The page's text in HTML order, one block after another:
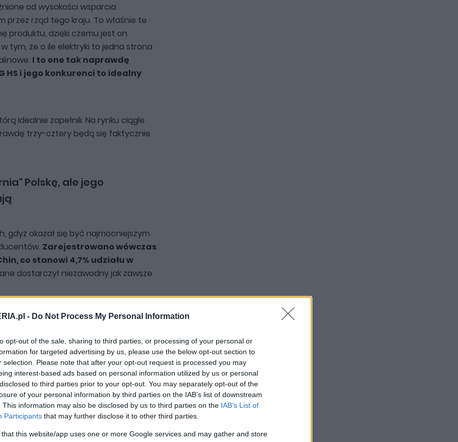
- Do Not Process My Personal Information
opt-out of the sale, sharing to third parties, or processing of your personal or
for targeted advertising by us, please use the below opt-out section to
selection. Please note that after your opt-out request is processed you may
interest-based ads based on personal information utilized by us or personal
to third parties prior to your opt-out. You may separately opt-out of the
of your personal information by third parties on the IAB’s list of downstream
This information may also be disclosed by us to third parties on the IAB’s List of
Participants that may further disclose it to other third parties.
that this website/app uses one or more Google services and may gather and store
od wysokości wsparcia
przez rząd tego kraju. To właśnie te
produktu, dzięki czemu jest on
tym, że o ile elektryki to jedna strona
I to one tak naprawdę
HS i jego konkurenci to idealny
idealnie zapełnili. Na rynku ciągle
trzy-cztery będą się faktycznie
Polskę, ale jego
gdyż okazał się być najmocniejszym
Zarejestrowano wówczas
co stanowi 4,7% udziału w
dostarczył niezawodny jak zawsze
sprzedanych aut z podziałem na
się do 1000 egzemplarzy (985),
Wiadomo - przed nami cały
że pierwsza 15 jest dla nich na